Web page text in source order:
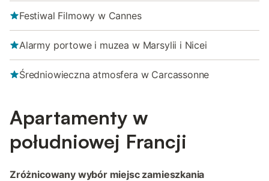
Festiwal Filmowy w Cannes
Alarmy portowe i muzea w Marsylii i Nicei
Średniowieczna atmosfera w Carcassonne
Apartamenty w
południowej Francji
Zróżnicowany wybór miejsc zamieszkania